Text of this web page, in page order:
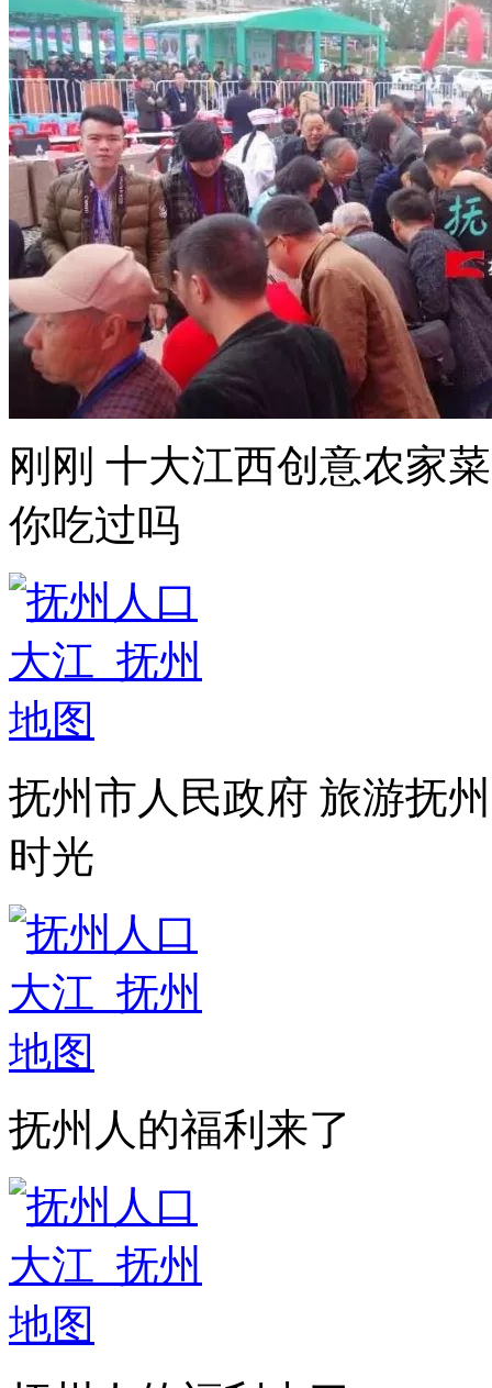
刚刚 十大江西创意农家
你吃过吗
抚州市人民政府 旅游抚
时光
抚州人的福利来了